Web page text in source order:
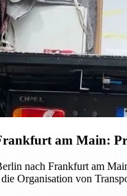
am Main:
nach Frankfurt am
Organisation von